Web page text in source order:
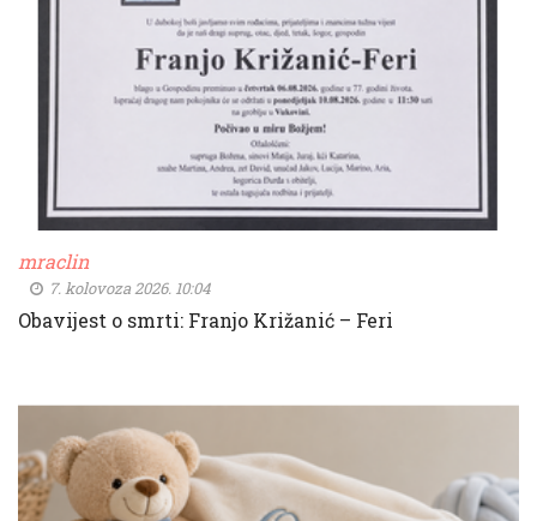
mraclin
7. kolovoza 2026. 10:04
Obavijest o smrti: Franjo Križanić – Feri